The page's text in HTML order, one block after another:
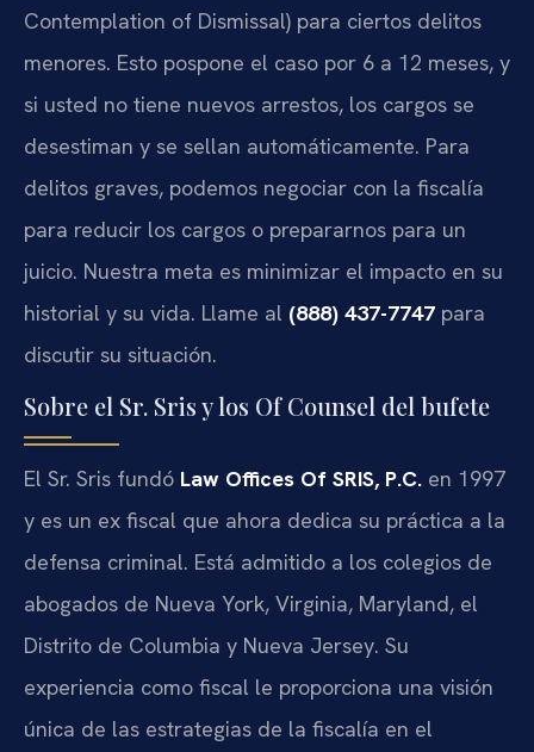
Contemplation of Dismissal) para ciertos delitos
menores. Esto pospone el caso por 6 a 12 meses, y
si usted no tiene nuevos arrestos, los cargos se
desestiman y se sellan automáticamente. Para
delitos graves, podemos negociar con la fiscalía
para reducir los cargos o prepararnos para un
juicio. Nuestra meta es minimizar el impacto en su
historial y su vida. Llame al (888) 437-7747 para
discutir su situación.
Sobre el Sr. Sris y los Of Counsel del bufete
El Sr. Sris fundó Law Offices Of SRIS, P.C. en 1997
y es un ex fiscal que ahora dedica su práctica a la
defensa criminal. Está admitido a los colegios de
abogados de Nueva York, Virginia, Maryland, el
Distrito de Columbia y Nueva Jersey. Su
experiencia como fiscal le proporciona una visión
única de las estrategias de la fiscalía en el